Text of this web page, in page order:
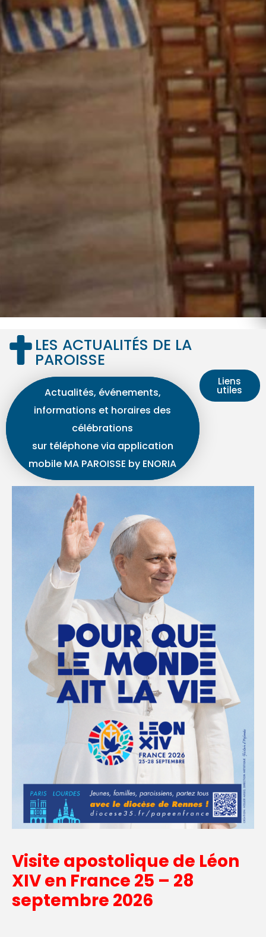
LES ACTUALITÉS DE LA
PAROISSE
Actualités, événements,
informations et horaires des
célébrations
sur téléphone via application
mobile MA PAROISSE by ENORIA
Liens
utiles
Visite apostolique de Léon
XIV en France 25 – 28
septembre 2026